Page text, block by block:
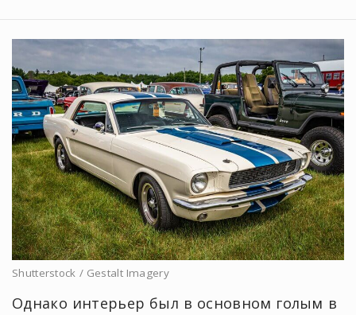
Shutterstock / Gestalt Imagery
Однако интерьер был в основном голым в